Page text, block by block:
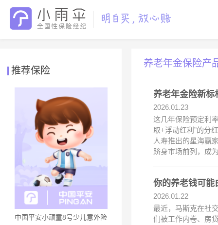
推荐保险
中国平安小顽童8号少儿意外险
养老年金保险产
养老年金险新标
2026.01.23
这几年保险预定利
取+浮动红利”的分
人寿推出的星海赢
跻身市场前列，成
你的养老钱可能
2026.01.22
最近，马斯克在社
们被工作内卷、房